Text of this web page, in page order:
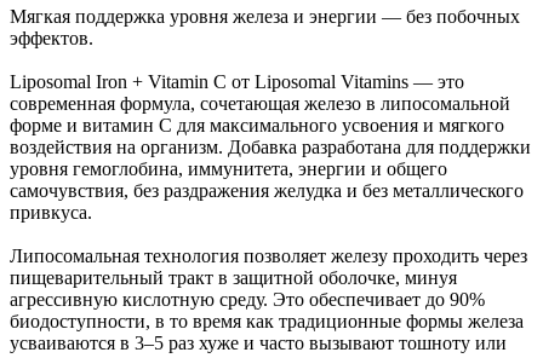
Мягкая поддержка уровня железа и энергии — без побочных
эффектов.
Liposomal Iron + Vitamin C от Liposomal Vitamins — это
современная формула, сочетающая железо в липосомальной
форме и витамин C для максимального усвоения и мягкого
воздействия на организм. Добавка разработана для поддержки
уровня гемоглобина, иммунитета, энергии и общего
самочувствия, без раздражения желудка и без металлического
привкуса.
Липосомальная технология позволяет железу проходить через
пищеварительный тракт в защитной оболочке, минуя
агрессивную кислотную среду. Это обеспечивает до 90%
биодоступности, в то время как традиционные формы железа
усваиваются в 3–5 раз хуже и часто вызывают тошноту или